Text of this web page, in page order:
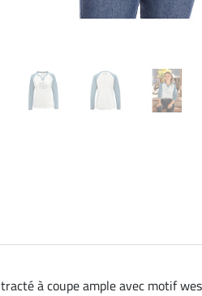
à coupe ample avec motif